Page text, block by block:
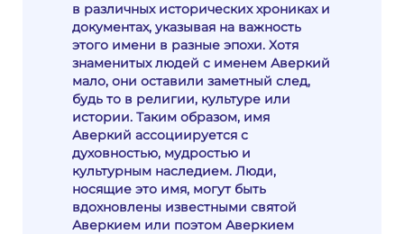
в различных исторических хрониках и
документах, указывая на важность
этого имени в разные эпохи. Хотя
знаменитых людей с именем Аверкий
мало, они оставили заметный след,
будь то в религии, культуре или
истории. Таким образом, имя
Аверкий ассоциируется с
духовностью, мудростью и
культурным наследием. Люди,
носящие это имя, могут быть
вдохновлены известными святой
Аверкием или поэтом Аверкием